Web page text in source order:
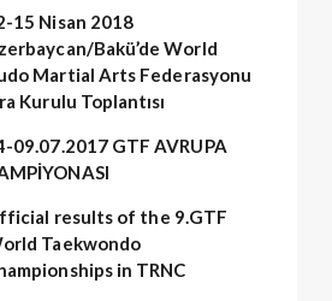
sınavı. (334)
15 Nisan 2018
Bakü’de World
Martial Arts Federasyonu
Kurulu Toplantısı
09.07.2017 GTF AVRUPA
results of the 9.GTF
Taekwondo
in TRNC